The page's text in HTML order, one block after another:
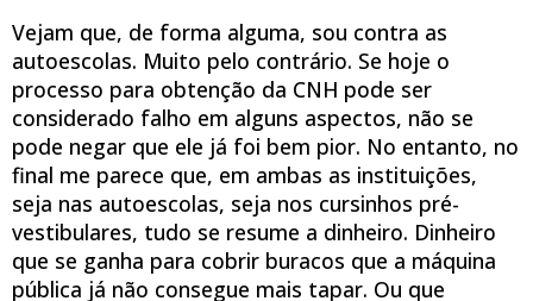
Vejam que, de forma alguma, sou contra as
autoescolas. Muito pelo contrário. Se hoje o
processo para obtenção da CNH pode ser
considerado falho em alguns aspectos, não se
pode negar que ele já foi bem pior. No entanto, no
final me parece que, em ambas as instituições,
seja nas autoescolas, seja nos cursinhos pré-
vestibulares, tudo se resume a dinheiro. Dinheiro
que se ganha para cobrir buracos que a máquina
pública já não consegue mais tapar. Ou que